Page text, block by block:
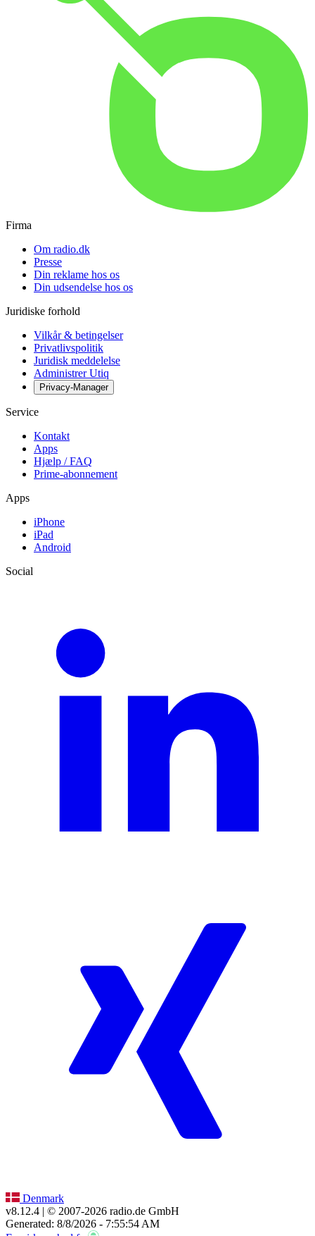
Firma
Om radio.dk
Presse
Din reklame hos os
Din udsendelse hos os
Juridiske forhold
Vilkår & betingelser
Privatlivspolitik
Juridisk meddelelse
Administrer Utiq
Privacy-Manager
Service
Kontakt
Apps
Hjælp / FAQ
Prime-abonnement
Apps
iPhone
iPad
Android
Social
Denmark
v8.12.4 | © 2007-2026 radio.de GmbH
Generated: 8/8/2026 - 7:55:54 AM